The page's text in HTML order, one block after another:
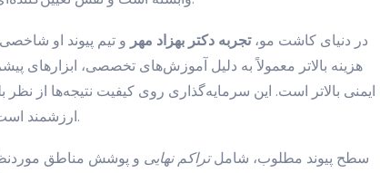
در دنیای کاشت مو،تجربه دکتر بهزاد مهر و تیم پیوند او
هزینه بالاتر معمولاً به دلیل آموزش‌های تخصصی، ابزارهای
ایمنی بالاتر است. این سرمایه‌گذاری روی کیفیت نتیجه‌ها از نظر
ارزشمند است و هزینه نهایی را توجیه می‌کند.
سطح پیوند مطلوب، شاملتراکم نهایی و پوشش مناطق